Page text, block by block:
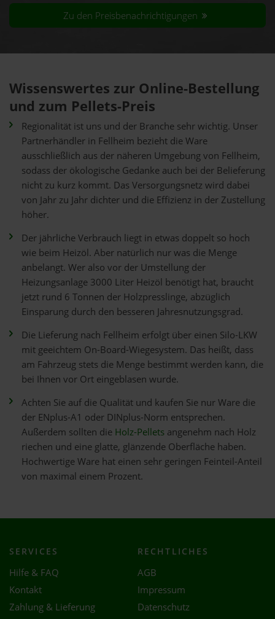
Zu den Preisbenachrichtigungen
Wissenswertes zur Online-Bestellung
und zum Pellets-Preis
Regionalität ist uns und der Branche sehr wichtig. Unser
Partnerhändler in Fellheim bezieht die Ware
ausschließlich aus der näheren Umgebung von Fellheim,
sodass der ökologische Gedanke auch bei der Belieferung
nicht zu kurz kommt. Das Versorgungsnetz wird dabei
von Jahr zu Jahr dichter und die Effizienz in der Zustellung
höher.
Der jährliche Verbrauch liegt in etwas doppelt so hoch
wie beim Heizöl. Aber natürlich nur was die Menge
anbelangt. Wer also vor der Umstellung der
Heizungsanlage 3000 Liter Heizöl benötigt hat, braucht
jetzt rund 6 Tonnen der Holzpresslinge, abzüglich
Einsparung durch den besseren Jahresnutzungsgrad.
Die Lieferung nach Fellheim erfolgt über einen Silo-LKW
mit geeichtem On-Board-Wiegesystem. Das heißt, dass
am Fahrzeug stets die Menge bestimmt werden kann, die
bei Ihnen vor Ort eingeblasen wurde.
Achten Sie auf die Qualität und kaufen Sie nur Ware die
der ENplus-A1 oder DINplus-Norm entsprechen.
Außerdem sollten die Holz-Pellets angenehm nach Holz
riechen und eine glatte, glänzende Oberfläche haben.
Hochwertige Ware hat einen sehr geringen Feinteil-Anteil
von maximal einem Prozent.
SERVICES
Hilfe & FAQ
Kontakt
Zahlung & Lieferung
RECHTLICHES
AGB
Impressum
Datenschutz